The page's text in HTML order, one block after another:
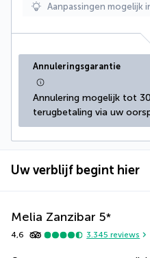
Aanpassingen mogelijk
Annuleringsgarantie
Annulering mogelijk tot
terugbetaling via uw
Uw verblijf begint hier
Melia Zanzibar 5*
4,6 3.345 reviews